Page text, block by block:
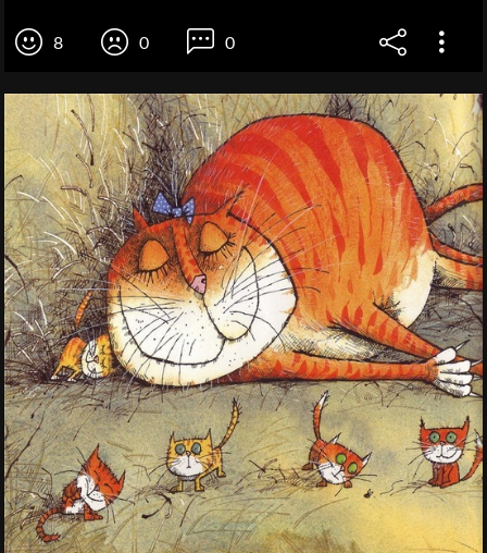
8 0 0